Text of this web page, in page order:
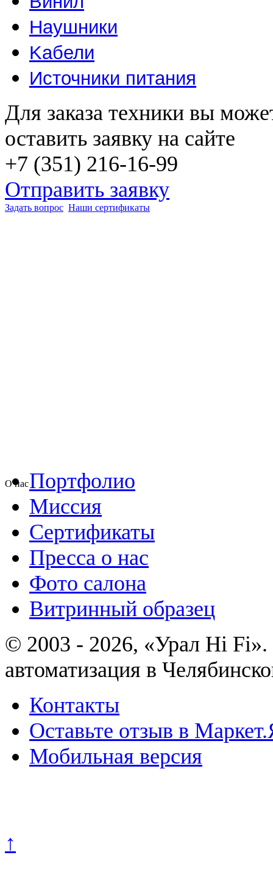
Наушники
Kабели
Источники питания
Для заказа техники вы
оставить заявку на сайте
+7 (351) 216-16-99
Отправить заявку
Задать вопрос Наши сертификаты
О насПортфолио
Миссия
Сертификаты
Пресса о нас
Фото салона
Витринный образец
© 2003 - 2026, «Урал Hi
автоматизация в
Контакты
Оставьте отзыв в
Мобильная версия
↑